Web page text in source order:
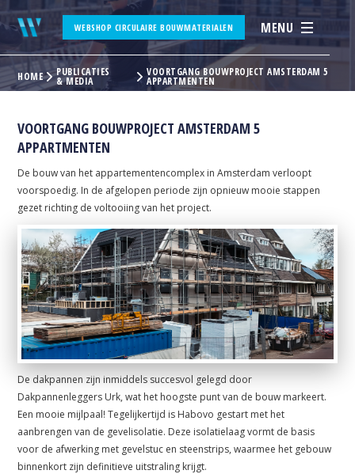
WEBSHOP CIRCULAIRE BOUWMATERIALEN MENU
HOME PUBLICATIES
& MEDIA
VOORTGANG BOUWPROJECT AMSTERDAM 5
APPARTMENTEN
VOORTGANG BOUWPROJECT AMSTERDAM 5
APPARTMENTEN
De bouw van het appartementencomplex in Amsterdam verloopt
voorspoedig. In de afgelopen periode zijn opnieuw mooie stappen
gezet richting de voltooiing van het project.
De dakpannen zijn inmiddels succesvol gelegd door
Dakpannenleggers Urk, wat het hoogste punt van de bouw markeert.
Een mooie mijlpaal! Tegelijkertijd is Habovo gestart met het
aanbrengen van de gevelisolatie. Deze isolatielaag vormt de basis
voor de afwerking met gevelstuc en steenstrips, waarmee het gebouw
binnenkort zijn definitieve uitstraling krijgt.